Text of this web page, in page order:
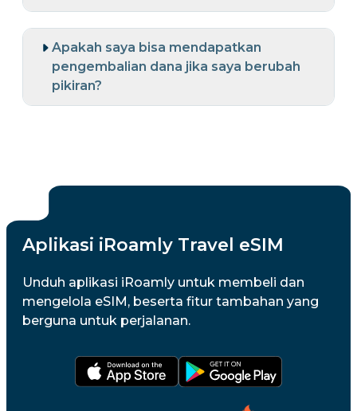
Apakah saya bisa mendapatkan
pengembalian dana jika saya berubah
pikiran?
Aplikasi iRoamly Travel eSIM
Unduh aplikasi iRoamly untuk membeli dan
mengelola eSIM, beserta fitur tambahan yang
berguna untuk perjalanan.